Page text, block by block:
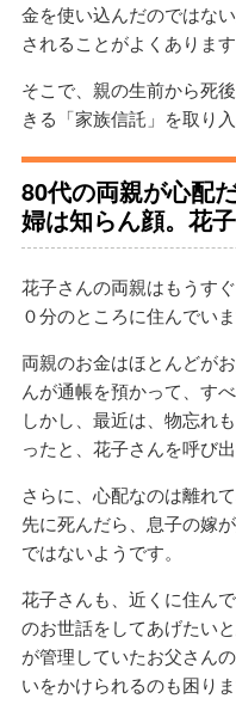
金を使い込んだのではな
されることがよくあります
そこで、親の生前から死
きる「家族信託」を取り
80代の両親が心配
婦は知らん顔。花
花子さんの両親はもうす
０分のところに住んでいま
両親のお金はほとんどが
んが通帳を預かって、す
しかし、最近は、物忘れ
ったと、花子さんを呼び
さらに、心配なのは離れ
先に死んだら、息子の嫁
ではないようです。
花子さんも、近くに住ん
のお世話をしてあげたい
が管理していたお父さん
いをかけられるのも困りま